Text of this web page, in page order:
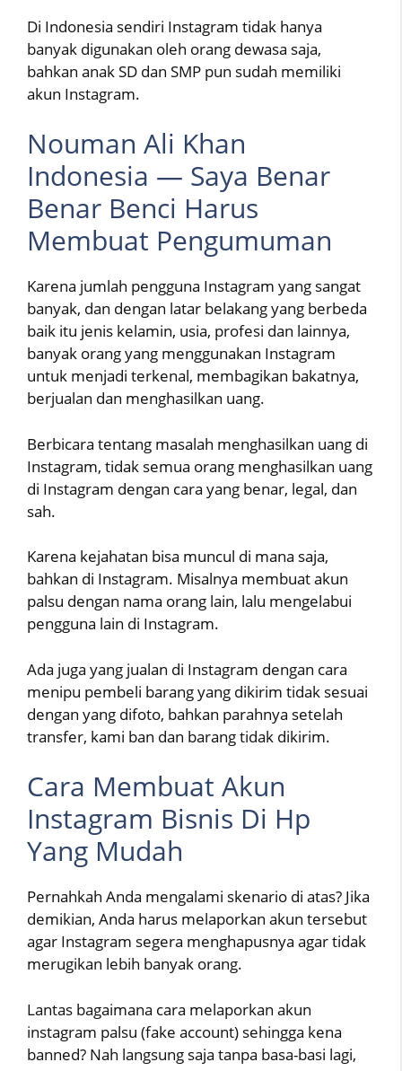
Di Indonesia sendiri Instagram tidak hanya
banyak digunakan oleh orang dewasa saja,
bahkan anak SD dan SMP pun sudah memiliki
akun Instagram.
Nouman Ali Khan
Indonesia — Saya Benar
Benar Benci Harus
Membuat Pengumuman
Karena jumlah pengguna Instagram yang sangat
banyak, dan dengan latar belakang yang berbeda
baik itu jenis kelamin, usia, profesi dan lainnya,
banyak orang yang menggunakan Instagram
untuk menjadi terkenal, membagikan bakatnya,
berjualan dan menghasilkan uang.
Berbicara tentang masalah menghasilkan uang di
Instagram, tidak semua orang menghasilkan uang
di Instagram dengan cara yang benar, legal, dan
sah.
Karena kejahatan bisa muncul di mana saja,
bahkan di Instagram. Misalnya membuat akun
palsu dengan nama orang lain, lalu mengelabui
pengguna lain di Instagram.
Ada juga yang jualan di Instagram dengan cara
menipu pembeli barang yang dikirim tidak sesuai
dengan yang difoto, bahkan parahnya setelah
transfer, kami ban dan barang tidak dikirim.
Cara Membuat Akun
Instagram Bisnis Di Hp
Yang Mudah
Pernahkah Anda mengalami skenario di atas? Jika
demikian, Anda harus melaporkan akun tersebut
agar Instagram segera menghapusnya agar tidak
merugikan lebih banyak orang.
Lantas bagaimana cara melaporkan akun
instagram palsu (fake account) sehingga kena
banned? Nah langsung saja tanpa basa-basi lagi,